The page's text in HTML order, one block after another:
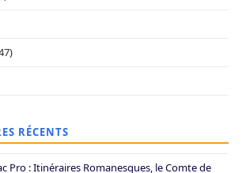
RÉCENTS
Pro : Itinéraires Romanesques, le Comte de